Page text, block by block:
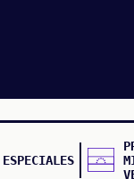
ESPECIALES